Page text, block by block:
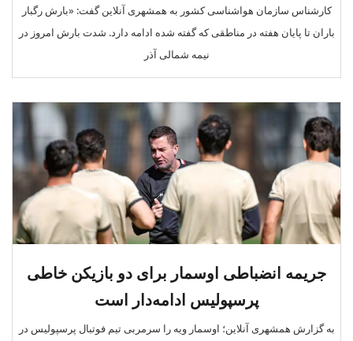
کارشناس سازمان هواشناسی کشور به همشهری ‌آنلاین گفت: «بارش رگبار
باران تا پایان هفته در مناطقی که گفته شده ادامه دارد. شدت بارش امروز در
نیمه شمالی آذر
جریمه انضباطی اوسمار برای دو بازیکن خاطی
پرسپولیس ادامه‌دار است
به گزارش همشهری آنلاین؛ اوسمار ویه را سرمربی تیم فوتبال پرسپولیس در